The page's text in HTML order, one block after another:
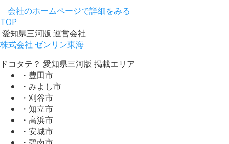
会社のホームページで詳細をみる
TOP
愛知県三河版 運営会社
株式会社 ゼンリン東海
ドコタテ？ 愛知県三河版 掲載エリア
・豊田市
・みよし市
・刈谷市
・知立市
・高浜市
・安城市